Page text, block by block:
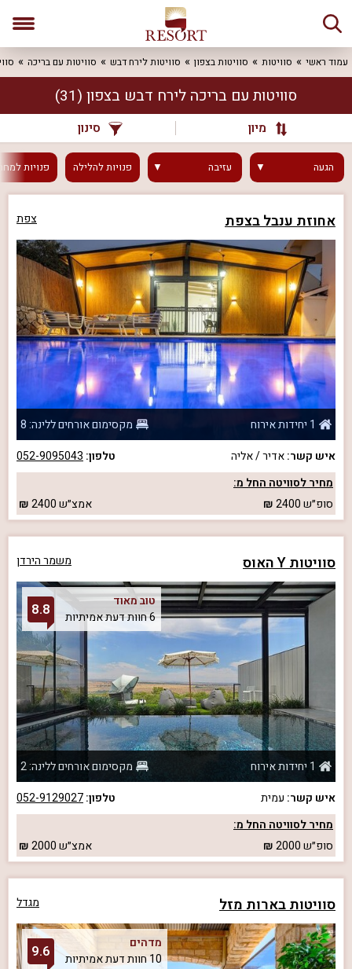
עמוד ראשי סוויטות סוויטות בצפון סוויטות לירח דבש סוויטות עם בריכה
סוויטות עם בריכה לירח דבש בצפון (31)
מיון סינון
הגעה עזיבה פנויותלהלילה פנויות
אחוזת ענבל בצפת צפת
1 יחידות אירוח
מקסימום אורחים ללינה: 8
איש קשר:אדיר / אליה טלפון: 052-9095043
מחיר לסוויטה החל מ:
סופ״ש2400 אמצ״ש2400
סוויטות Y האוס משמר הירדן
טוב מאוד
6 חוות דעת אמיתיות
8.8
1 יחידות אירוח
מקסימום אורחים ללינה: 2
איש קשר: עמית טלפון:052-9129027
מחיר לסוויטה החל מ:
סופ״ש2000 אמצ״ש2000
סוויטות בארות מזל מגדל
מדהים
10 חוות דעת אמיתיות
9.6